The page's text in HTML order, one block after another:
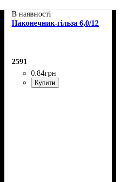
В наявності
Наконечник-гільза 6,0/12
2591
0.84грн
Купити